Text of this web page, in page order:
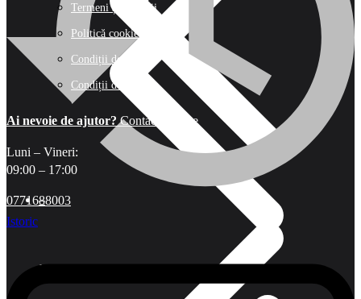
–
Istoric
Termeni și condiții
Politică cookie-uri
Condiții de livrare
Condiții de retur
Ai nevoie de ajutor? Contactează-ne
Luni – Vineri:
09:00 – 17:00
0771688003